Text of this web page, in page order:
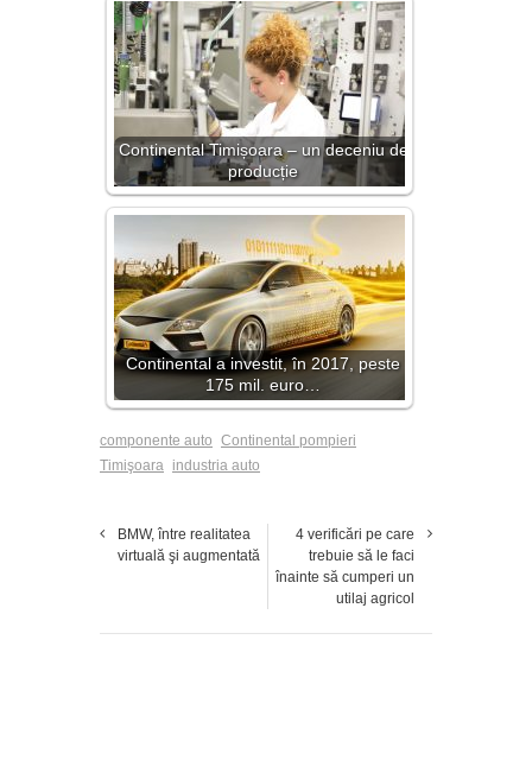
Continental Timișoara – un deceniu de
producție
Continental a investit, în 2017, peste
175 mil. euro…
componente auto Continental pompieri
Timişoara
industria auto
BMW, între realitatea
virtuală şi augmentată
4 verificări pe care
trebuie să le faci
înainte să cumperi un
utilaj agricol